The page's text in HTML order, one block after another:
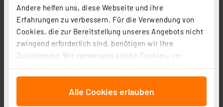
Andere helfen uns, diese Webseite und ihre
Erfahrungen zu verbessern. Für die Verwendung von
Cookies, die zur Bereitstellung unseres Angebots nicht
zwingend erforderlich sind, benötigen wir Ihre
Zustimmung. Wir verwenden solche Cookies, um
für soziale Medien anbieten zu können und die Zugriffe
auf unsere Website zu analysieren. Außerdem geben
wir Informationen zu Ihrer Verwendung unserer Website
Alle Cookies erlauben
Homematic IP Smart Home Access Point 2, Anthrazit,
HmIP-HAP2-A